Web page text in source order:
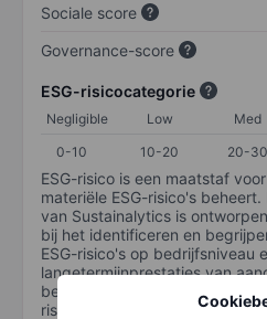
Sociale score
Governance-score
ESG-risicocategorie
Negligible Low Med
0-10
10-20 20-30
ESG-risico is een maatstaf
materiële ESG-risico's
van Sustainalytics is
bij het identificeren en
ESG-risico's op bedrijfsniveau
langetermijnprestaties van
beïnvloeden. De schaal loopt
risico, hoe beter (0 staat voor